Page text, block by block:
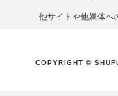
他サイトや他媒体へ
COPYRIGHT ©